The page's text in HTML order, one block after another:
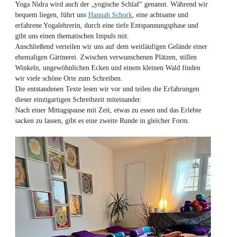
Yoga Nidra wird auch der „yogische Schlaf“ genannt. Während wir
bequem liegen, führt uns Hannah Schork, eine achtsame und
erfahrene Yogalehrerin, durch eine tiefe Entspannungsphase und
gibt uns einen thematischen Impuls mit.
Anschließend verteilen wir uns auf dem weitläufigen Gelände einer
ehemaligen Gärtnerei. Zwischen verwunschenen Plätzen, stillen
Winkeln, ungewöhnlichen Ecken und einem kleinen Wald finden
wir viele schöne Orte zum Schreiben.
Die entstandenen Texte lesen wir vor und teilen die Erfahrungen
dieser einzigartigen Schreibzeit miteinander.
Nach einer Mittagspause mit Zeit, etwas zu essen und das Erlebte
sacken zu lassen, gibt es eine zweite Runde in gleicher Form.